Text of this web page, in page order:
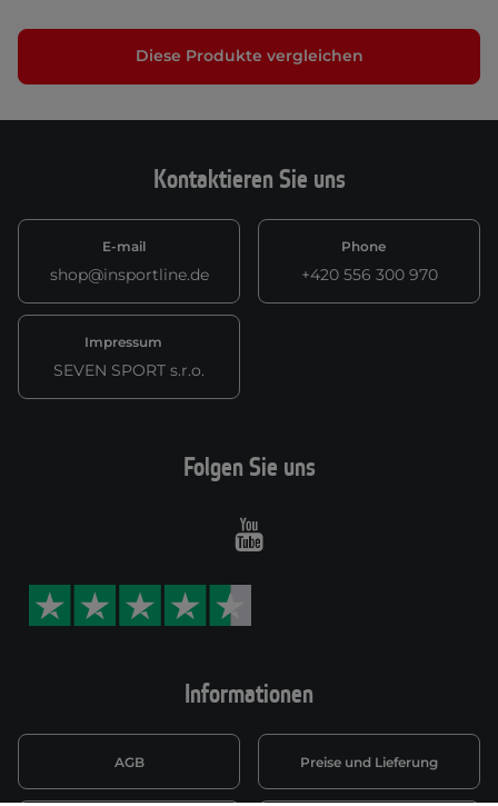
Diese Produkte vergleichen
Kontaktieren Sie uns
E-mail
shop@insportline.de
Phone
+420 556 300 970
Impressum
SEVEN SPORT s.r.o.
Informationen
AGB Preise und Lieferung
Folgen Sie uns
Youtube